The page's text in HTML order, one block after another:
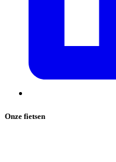
Onze fietsen